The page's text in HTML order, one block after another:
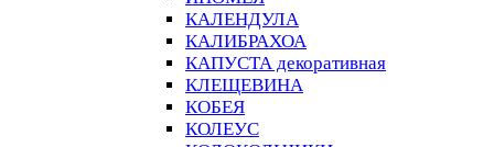
КАЛЕНДУЛА
КАЛИБРАХОА
КАПУСТА декоративная
КЛЕЩЕВИНА
КОБЕЯ
КОЛЕУС